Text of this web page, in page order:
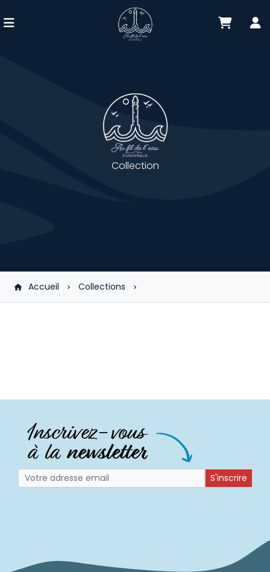
Collection
Accueil Collections
S'inscrire